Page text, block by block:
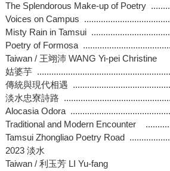
The Splendorous Make-up of Poetry
Voices on Campus
Misty Rain in Tamsui
Poetry of Formosa
Taiwan / 王翊沛 WANG Yi-pei Christine
姑婆芋
傳統與現代相遇
淡水忠寮詩路
Alocasia Odora
Traditional and Modern Encounter
Tamsui Zhongliao Poetry Road
2023 淡水
Taiwan / 利玉芳 LI Yu-fang